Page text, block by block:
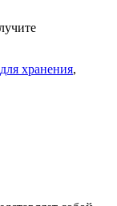
хранения,